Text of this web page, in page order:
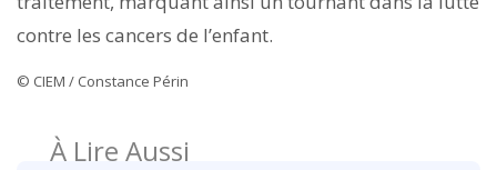
contre les cancers de l’enfant.
© CIEM / Constance Périn
À Lire Aussi